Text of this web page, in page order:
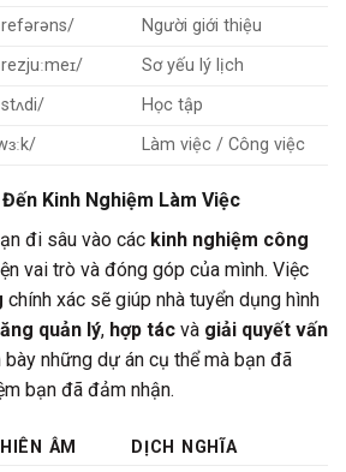
Người giới thiệu
Sơ yếu lý lịch
Học tập
Làm việc / Công việc
Kinh Nghiệm Làm Việc
đi sâu vào các kinh nghiệm công
vai trò và đóng góp của mình. Việc
chính xác sẽ giúp nhà tuyển dụng hình
quản lý, hợp tác và giải quyết vấn
bày những dự án cụ thể mà bạn đã
bạn đã đảm nhận.
ÂM
DỊCH NGHĨA